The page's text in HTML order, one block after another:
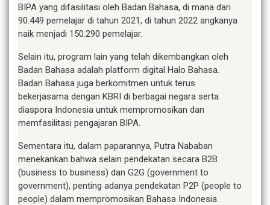
BIPA yang difasilitasi oleh Badan Bahasa, di mana dari
90.449 pemelajar di tahun 2021, di tahun 2022 angkanya
naik menjadi 150.290 pemelajar.
Selain itu, program lain yang telah dikembangkan oleh
Badan Bahasa adalah platform digital Halo Bahasa.
Badan Bahasa juga berkomitmen untuk terus
bekerjasama dengan KBRI di berbagai negara serta
diaspora Indonesia untuk mempromosikan dan
memfasilitasi pengajaran BIPA.
Sementara itu, dalam paparannya, Putra Nababan
menekankan bahwa selain pendekatan secara B2B
(business to business) dan G2G (government to
government), penting adanya pendekatan P2P (people to
people) dalam mempromosikan Bahasa Indonesia.